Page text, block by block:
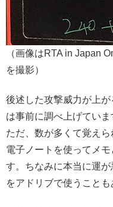
（画像はRTA in Japan
を撮影）
後述した攻撃威力が上
は事前に調べ上げていま
ただ、数が多くて覚え
電子ノートを使ってメ
す。ちなみに本当に運
をアドリブで使うことも